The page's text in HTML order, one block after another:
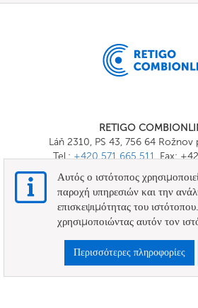
RETIGO
Láň 2310, PS 43, 756 64
Tel.:+420 571 665 511, Fax:
E-mail:
OnlineMenu
ΟΡΟΙ ΚΑΙ
Αυτός ο ιστότοπος
παροχή υπηρεσιών και την
επισκεψιμότητας του
χρησιμοποιώντας αυτόν τον
Περισσότερες πληροφορίες